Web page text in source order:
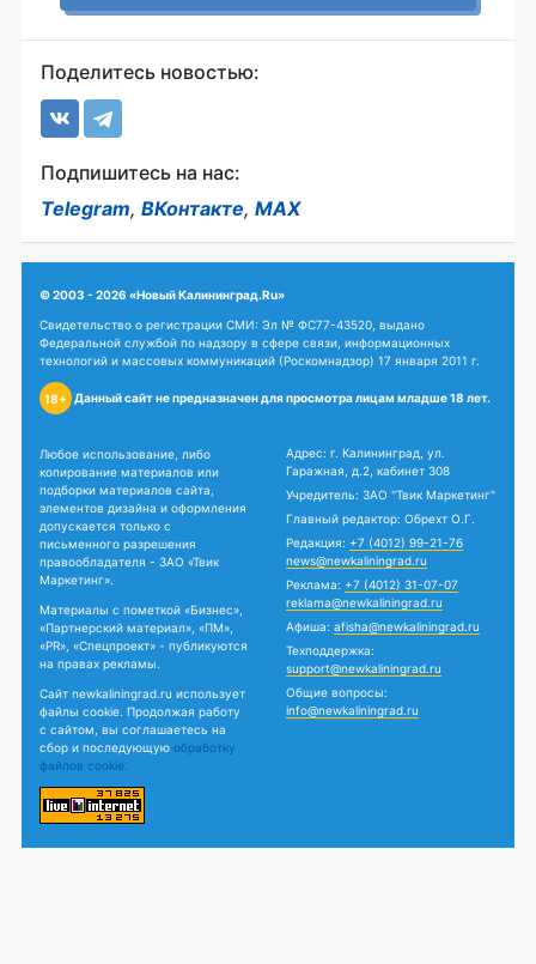
Поделитесь новостью:
Подпишитесь на нас:
Telegram, ВКонтакте, MAX
© 2003 - 2026 «Новый Калининград.Ru»
Свидетельство о регистрации СМИ: Эл № ФС77-43520, выдано
Федеральной службой по надзору в сфере связи, информационных
технологий и массовых коммуникаций (Роскомнадзор) 17 января 2011 г.
18+ Данный сайт не предназначен для просмотра лицам младше 18 лет.
Любое использование, либо
копирование материалов или
подборки материалов сайта,
элементов дизайна и оформления
допускается только с
письменного разрешения
правообладателя - ЗАО «Твик
Маркетинг».
Материалы с пометкой «Бизнес»,
«Партнерский материал», «ПМ»,
«PR», «Спецпроект» - публикуются
на правах рекламы.
Сайт newkaliningrad.ru использует
файлы cookie. Продолжая работу
с сайтом, вы соглашаетесь на
сбор и последующую обработку
файлов cookie.
Адрес: г. Калининград, ул.
Гаражная, д.2, кабинет 308
Учредитель: ЗАО "Твик Маркетинг"
Главный редактор: Обрехт О.Г.
Редакция: +7 (4012) 99-21-76
news@newkaliningrad.ru
Реклама: +7 (4012) 31-07-07
reklama@newkaliningrad.ru
Афиша: afisha@newkaliningrad.ru
Техподдержка:
support@newkaliningrad.ru
Общие вопросы:
info@newkaliningrad.ru